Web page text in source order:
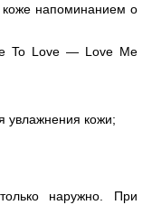
коже напоминанием о
To Love — Love Me
увлажнения кожи;
наружно. При